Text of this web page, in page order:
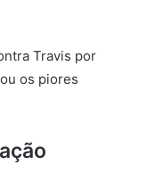
Travis por
os piores